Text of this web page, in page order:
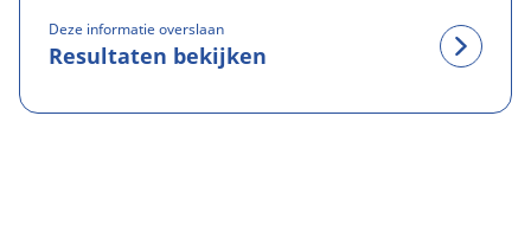
Deze informatie overslaan
Resultaten bekijken